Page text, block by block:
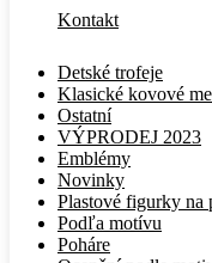
Kontakt
Detské trofeje
Klasické kovové
Ostatní
VÝPRODEJ 2023
Emblémy
Novinky
Plastové figurky na
Podľa motívu
Poháre